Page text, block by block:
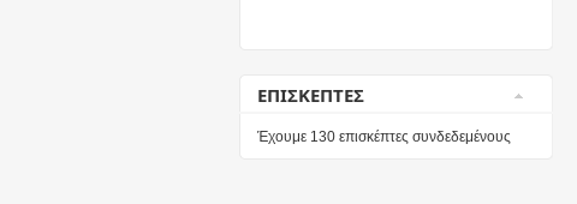
ΕΠΙΣΚΕΠΤΕΣ
Έχουμε 130 επισκέπτες συνδεδεμένους